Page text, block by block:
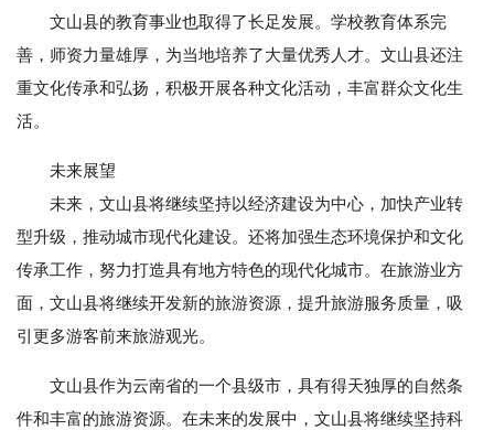
文山县的教育事业也取得了长足发展。学校教育体系完
善，师资力量雄厚，为当地培养了大量优秀人才。文山县还注
重文化传承和弘扬，积极开展各种文化活动，丰富群众文化生
活。
未来展望
未来，文山县将继续坚持以经济建设为中心，加快产业转
型升级，推动城市现代化建设。还将加强生态环境保护和文化
传承工作，努力打造具有地方特色的现代化城市。在旅游业方
面，文山县将继续开发新的旅游资源，提升旅游服务质量，吸
引更多游客前来旅游观光。
文山县作为云南省的一个县级市，具有得天独厚的自然条
件和丰富的旅游资源。在未来的发展中，文山县将继续坚持科